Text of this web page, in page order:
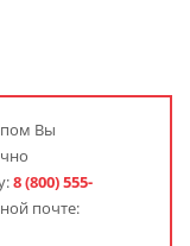
Вы
8 (800) 555-
почте: